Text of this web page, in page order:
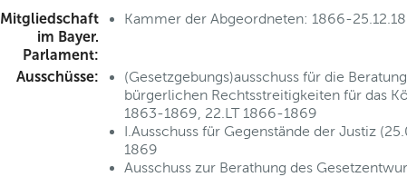
Mitgliedschaft
im Bayer.
Parlament:
Kammer der Abgeordneten: 1866-
Ausschüsse:
(Gesetzgebungs)ausschuss für die
bürgerlichen Rechtsstreitigkeiten für das
1863-1869, 22.LT 1866-1869
I.Ausschuss für Gegenstände der Justiz
1869
Ausschuss zur Berathung des